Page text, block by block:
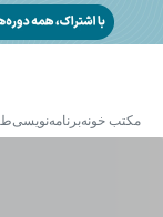
مکتب خونهبرنامه‌نویسی